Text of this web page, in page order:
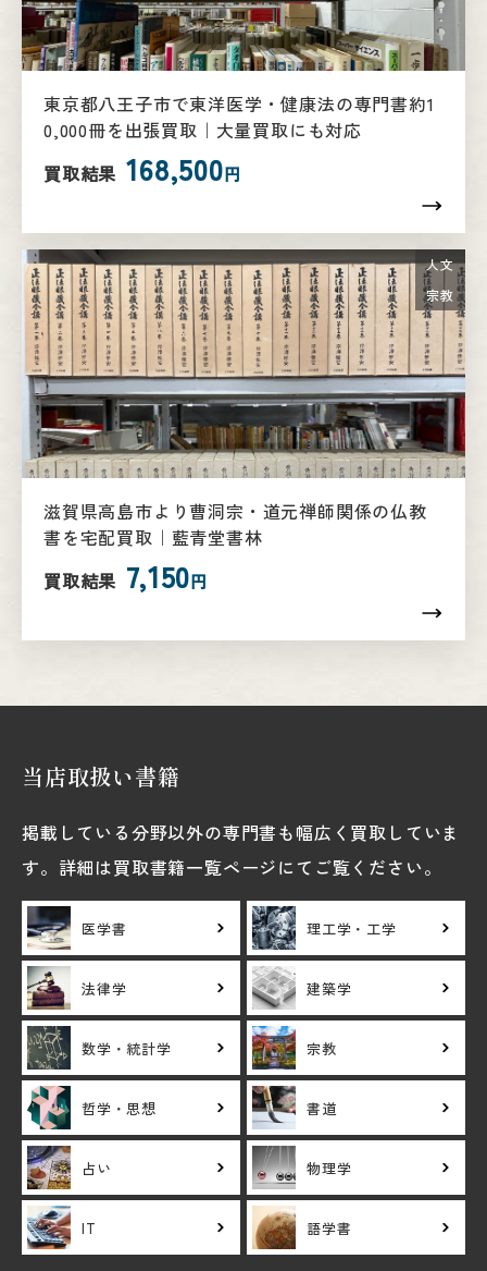
東京都八王子市で東洋医学・健康法の専門書約1
0,000冊を出張買取｜大量買取にも対応
買取結果 168,500円
人文
宗教
滋賀県高島市より曹洞宗・道元禅師関係の仏教
書を宅配買取｜藍青堂書林
買取結果 7,150円
当店取扱い書籍
掲載している分野以外の専門書も幅広く買取していま
す。詳細は買取書籍一覧ページにてご覧ください。
医学書 理工学・工学
法律学 建築学
数学・統計学 宗教
哲学・思想 書道
占い 物理学
IT 語学書